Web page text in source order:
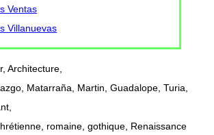
Ventas
Villanuevas
Architecture,
Matarraña, Martin, Guadalope, Turia,
romaine, gothique, Renaissance